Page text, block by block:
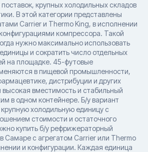
крупных холодильных складов
В этой категории представлены
Carrier и Thermo King, в исполнении
компрессора. Такой
нужно максимально использовать
и сократить число отдельных
на площадке. 45-футовые
в пищевой промышленности,
дистрибуции и других
высокая вместимость и стабильный
в одном контейнере. Б/у вариант
холодильную единицу с
стоимости и остаточного
купить б/у рефрижераторный
Самаре с агрегатом Carrier или Thermo
и конфигурации. Каждая единица